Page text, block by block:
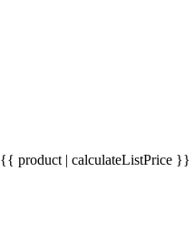
{{ product | calculateListPrice }}